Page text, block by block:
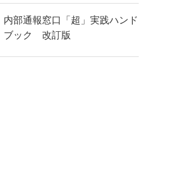
内部通報窓口「超」実践ハンド
ブック 改訂版